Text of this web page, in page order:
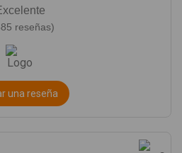
reseñas)
una reseña